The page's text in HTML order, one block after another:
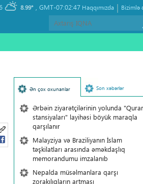
GMT-07:02:47
8.99° Bizimlə
|
Haqqımızda
Ən çox oxunanlar Son xəbərlər
Ərbəin ziyarətçilərinin yolunda
stansiyaları" layihəsi böyük maraqla
qarşılanır
Malayziya və Braziliyanın İslam
təşkilatları arasında əməkdaşlıq
memorandumu imzalanıb
Nepalda müsəlmanlara qarşı
zorakılıqların artması